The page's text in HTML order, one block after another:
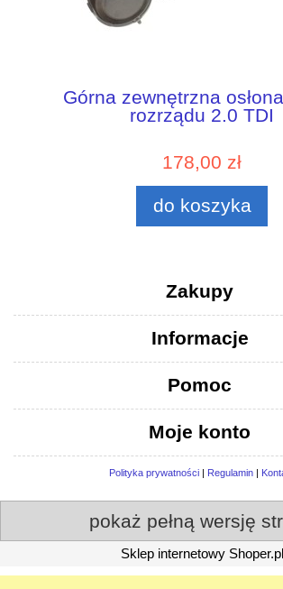
Górna zewnętrzna
rozrządu 2.0 TDI
178,00 zł
do koszyka
Zakupy
Informacje
Pomoc
Moje konto
Polityka prywatności | Regulamin |
pokaż pełną wersję
Sklep internetowy Shoper.pl